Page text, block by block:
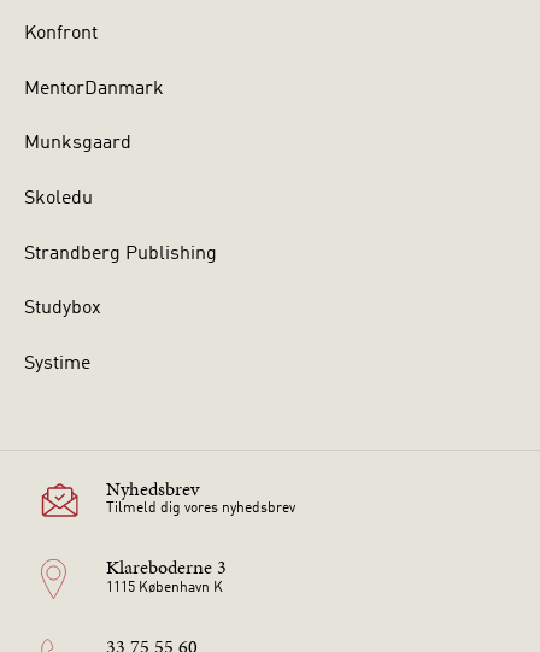
Konfront
MentorDanmark
Munksgaard
Skoledu
Strandberg Publishing
Studybox
Systime
Nyhedsbrev
Tilmeld dig vores nyhedsbrev
Klareboderne 3
1115 København K
33 75 55 60